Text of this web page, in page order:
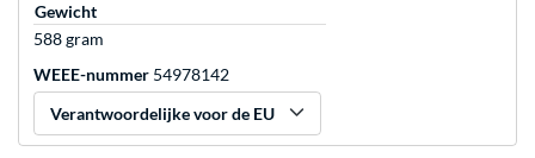
Gewicht
588 gram
WEEE-nummer 54978142
Verantwoordelijke voor de EU